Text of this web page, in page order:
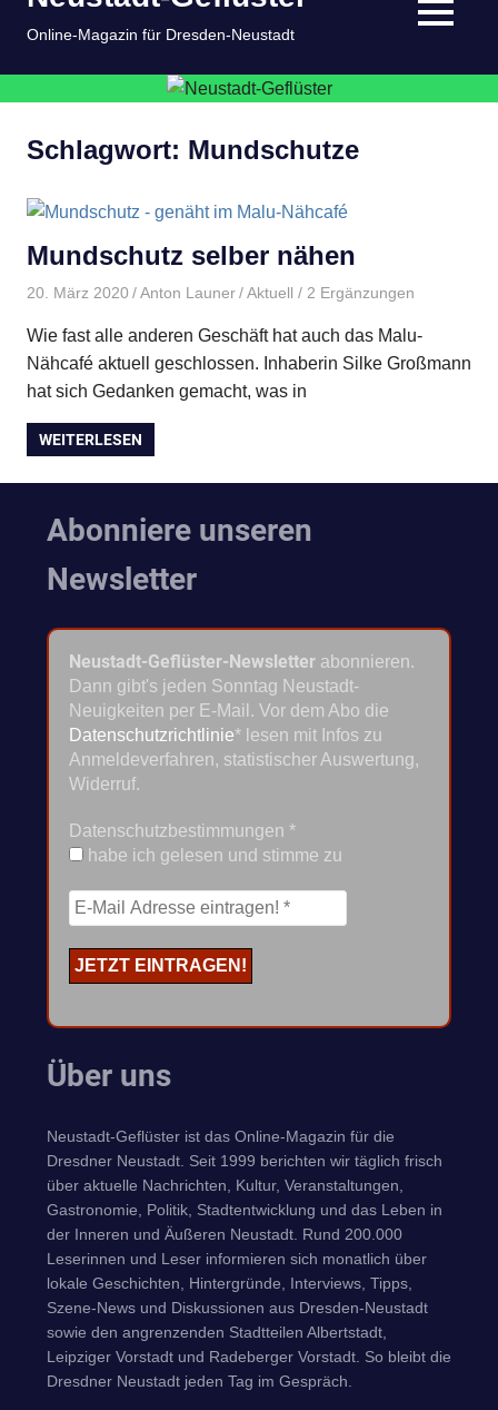
Online-Magazin für Dresden-Neustadt MENÜ
Schlagwort: Mundschutze
Mundschutz selber nähen
20. März 2020 Anton Launer Aktuell / 2 Ergänzungen
Wie fast alle anderen Geschäft hat auch das Malu-
Nähcafé aktuell geschlossen. Inhaberin Silke Großmann
hat sich Gedanken gemacht, was in
WEITERLESEN
Abonniere unseren
Newsletter
Neustadt-Geflüster-Newsletter abonnieren.
Dann gibt's jeden Sonntag Neustadt-
Neuigkeiten per E-Mail. Vor dem Abo die
Datenschutzrichtlinie* lesen mit Infos zu
Anmeldeverfahren, statistischer Auswertung,
Widerruf.
Datenschutzbestimmungen *
habe ich gelesen und stimme zu
Über uns
Neustadt-Geflüster ist das Online-Magazin für die
Dresdner Neustadt. Seit 1999 berichten wir täglich frisch
über aktuelle Nachrichten, Kultur, Veranstaltungen,
Gastronomie, Politik, Stadtentwicklung und das Leben in
der Inneren und Äußeren Neustadt. Rund 200.000
Leserinnen und Leser informieren sich monatlich über
lokale Geschichten, Hintergründe, Interviews, Tipps,
Szene-News und Diskussionen aus Dresden-Neustadt
sowie den angrenzenden Stadtteilen Albertstadt,
Leipziger Vorstadt und Radeberger Vorstadt. So bleibt die
Dresdner Neustadt jeden Tag im Gespräch.